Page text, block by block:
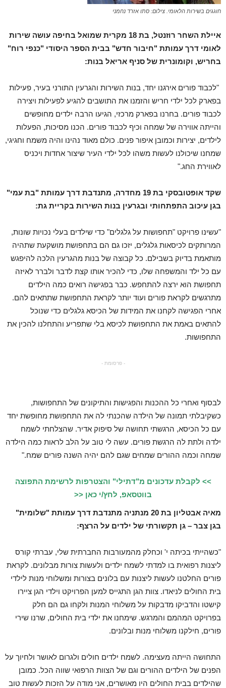
חוגגים בשירות הלאומי. צילום: סתו אזרד נחמני
איילת השחר רוזנטל, בת 18 מקרית שמואל בחיפה עושה שירות
לאומי דרך עמותת "חיבור חדש" בבית הספר היסודי "כנפי רוח"
בחריש, וקומונרית של סניף אריאל בנות:
"לכבוד פורים אירגנו יחד, בנות השירות והגרעין התורני בעיר, פעילות
בפארק לכל ילדי חריש והזמנו את התושבים להגיע לפעילות ויצירה
לכבוד פורים. בחרנו בפארק מרכזי, הגיעו הרבה ילדים מחופשים
והייתה אווירה של שמחה וכיף לכבוד פורים. הכנו מסיכות, הפעלות
לילדים, יצירות וכמובן איפור פנים. כולם מאוד נהינו והיה משמח וחגיגי,
שמחנו שיכולנו לעשות משהו לכל ילדי העיר שיצור אחדות ויכניס
לאווירת החג."
שקד אופטובסקי בת 19 מחדרה, מתנדבת דרך עמותת "בת עמי"
בגן עיכוב התפתחותי ובגרעין בנות השירות בקריית גת:
"עשינו פרויקט "תחפושות על גלגלים" כדי שילדים בעלי נכויות שונות,
המרותקים לכיסאות גלגלים, יזכו גם הם בתחפושת מושקעת שתהיה
מותאמת בדיוק בשבילם. כל קבוצה של בנות מהגרעין הלכה להיפגש
עם כל ילד והמשפחה שלו, כדי להכיר אותו קצת לדבר ולברר לאיזה
תחפושת הוא ירצה להתחפש. כבר בפגישה רואים כמה הילדים
מתרגשים לקראת פורים ועוד יותר לקראת התחפושת שתתאים להם.
אחרי הפגישה לקחנו את המידות של הכיסא גלגלים כדי שנוכל
להתאים באמת את התחפושת לכיסא בלי שתפריע והתחלנו להכין את
התחפושות.
- פרסומת -
לבסוף ואחרי כל ההכנות והפגישות והתיקונים של התחפושות,
כשקיבלתי תמונה של הילדה שהכנתי לה את התחפושת מחופשת יחד
עם כל הכיסא, הרגשתי תחושה של סיפוק אדיר. שהצלחתי לשמח
ילדה ולתת לה הרגשת פורים. עשה לי טוב על הלב לראות כמה הילדה
שמחה וכמה ההורים שמחים שגם להם יהיה השנה פורים שמח."
>> לקבלת עדכונים מ"דתילי" והצטרפות לרשימת התפוצה
בווטסאפ, לחץ/י כאן <<
מאיה אבטליון בת 20 מנתניה מתנדבת דרך עמותת "שלומית"
בגן צבר – גן תקשורתי של ילדים על הרצף:
"כשהייתי בכיתה י' וכחלק מהמעורבות החברתית שלי, עברתי קורס
ליצנות רפואית בו למדתי לשמח ילדים ולעשות צורות מבלונים. לקראת
פורים החלטנו לעשות ליצנות עם בלונים בצורות ומשלוחי מנות לילדי
בית החולים לניאדו. צוות הגן התגייס למען הפרויקט וילדי הגן ציירו
קישטו והדביקו מדבקות על משלוחי המנות ולקחו גם הם חלק
בפרויקט המהמם והמרגש. שימחנו את ילדי בית החולים, שרנו שירי
פורים, חילקנו משלוחי מנות ובלונים.
התחושה הייתה מעצימה. לשמח ילדים חולים ולגרום לאושר ולחיוך על
הפנים של הילדים ההורים וגם של הצוות הרפואי שווה הכל. כמובן
שהילדים בבית החולים היו מאושרים, אני מודה על הזכות לעשות טוב